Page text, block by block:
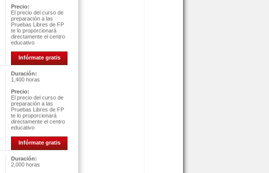
Precio:
El precio del curso de
preparación a las
Pruebas Libres de FP
te lo proporcionará
directamente el centro
educativo
Infórmate gratis
Duración:
1,400 horas
Precio:
El precio del curso de
preparación a las
Pruebas Libres de FP
te lo proporcionará
directamente el centro
educativo
Infórmate gratis
Duración:
2,000 horas